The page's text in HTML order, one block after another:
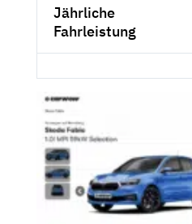
Jährliche
Fahrleistung